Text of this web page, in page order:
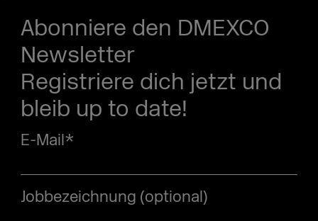
Abonniere den DMEXCO
Newsletter
Registriere dich jetzt und
bleib up to date!
E-Mail*
Jobbezeichnung (optional)